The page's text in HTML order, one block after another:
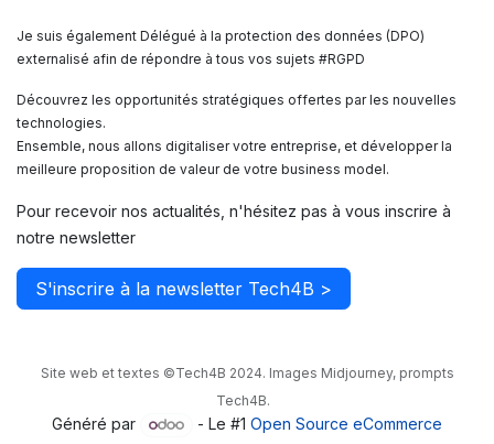
Je suis également Délégué à la protection des données (DPO)
externalisé afin de répondre à tous vos sujets #RGPD
Découvrez les opportunités stratégiques offertes par les nouvelles
technologies.
Ensemble, nous allons digitaliser votre entreprise, et développer la
meilleure proposition de valeur de votre business model.
Pour recevoir nos actualités, n'hésitez pas à vous inscrire à
notre newsletter
S'inscrire à la newsletter Tech4B >
Site web et textes ©Tech4B 2024. Images Midjourney, prompts
Tech4B.
Généré par - Le #1Open Source eCommerce